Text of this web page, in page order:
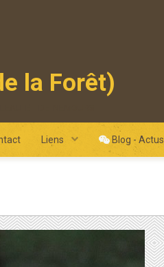
la Forêt)
Liens Blog - Actus